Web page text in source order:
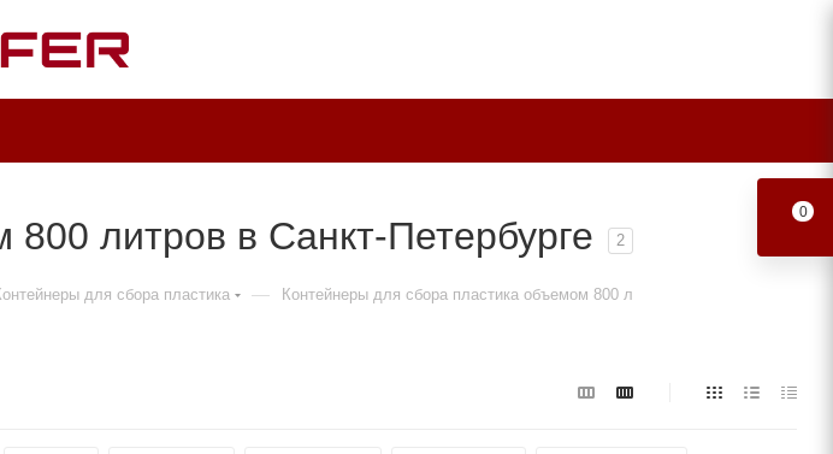
литров в Санкт-Петербурге 2
для сбора пластика — Контейнеры для сбора пластика объемом 800 л
0